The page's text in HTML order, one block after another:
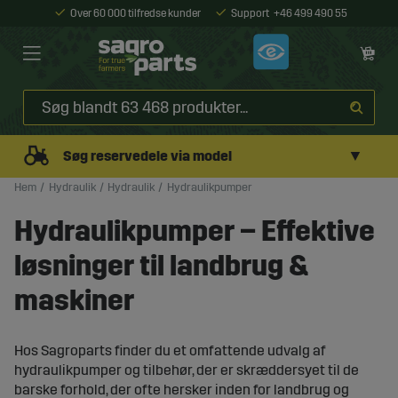
Over 60 000 tilfredse kunder Support +46 499 490 55
Søg reservedele via model ▼
Hem Hydraulik Hydraulik Hydraulikpumper
Hydraulikpumper – Effektive
løsninger til landbrug &
maskiner
Hos Sagroparts finder du et omfattende udvalg af
hydraulikpumper og tilbehør, der er skræddersyet til de
barske forhold, der ofte hersker inden for landbrug og